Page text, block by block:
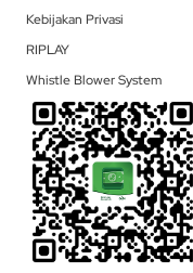
Kebijakan Privasi
RIPLAY
Whistle Blower System